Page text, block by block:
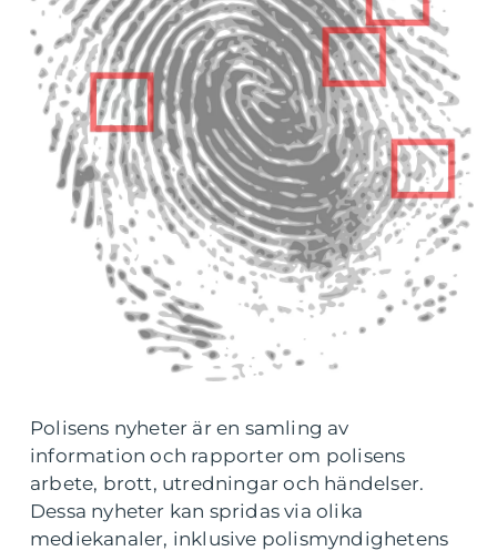
Polisens nyheter är en samling av
information och rapporter om polisens
arbete, brott, utredningar och händelser.
Dessa nyheter kan spridas via olika
mediekanaler, inklusive polismyndighetens